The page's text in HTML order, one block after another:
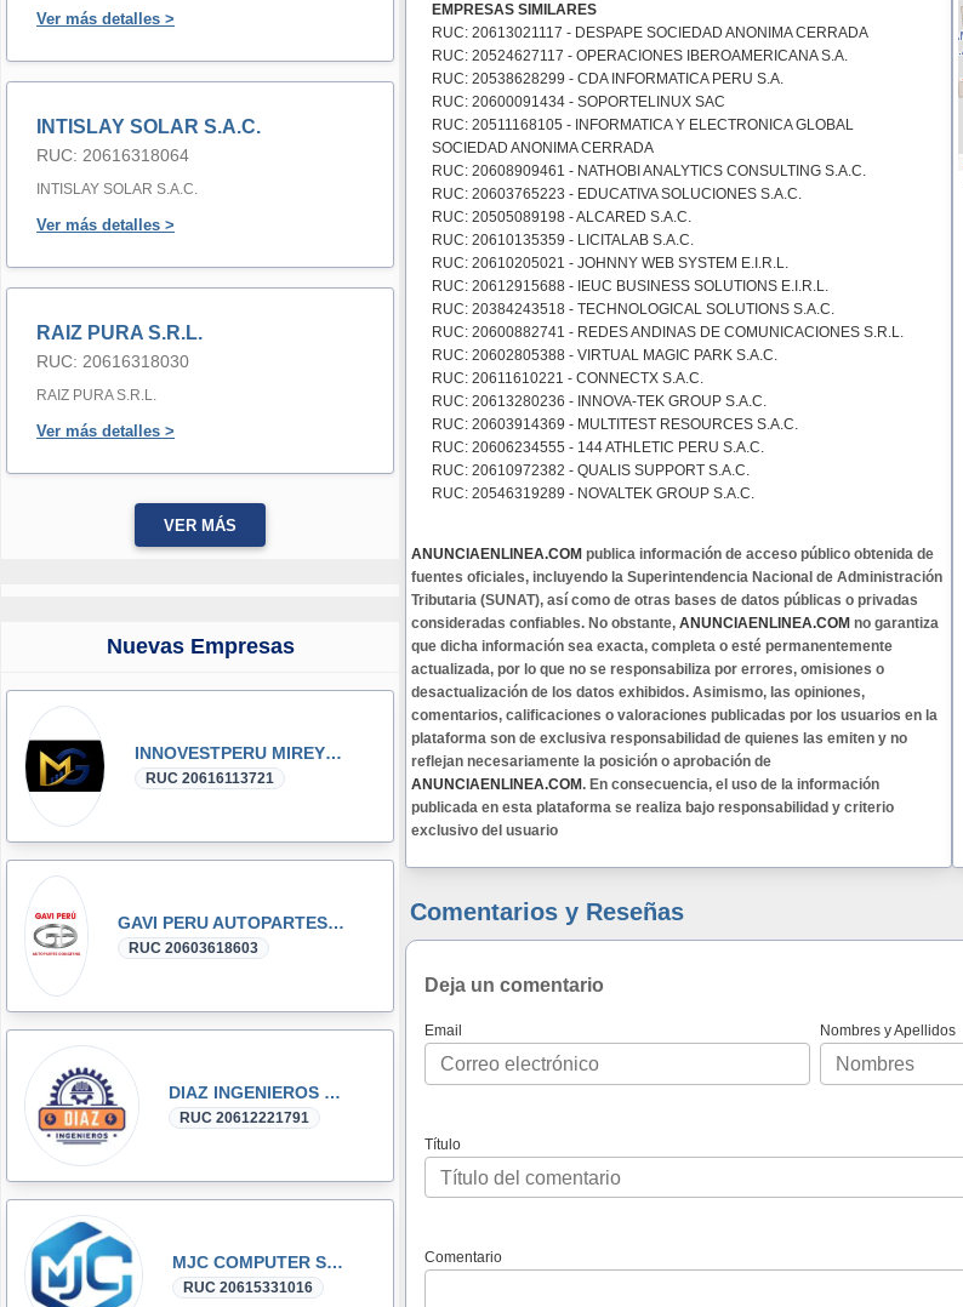
Ver más detalles >
INTISLAY SOLAR S.A.C.
RUC: 20616318064
INTISLAY SOLAR S.A.C.
Ver más detalles >
RAIZ PURA S.R.L.
RUC: 20616318030
RAIZ PURA S.R.L.
Ver más detalles >
VER MÁS
Nuevas Empresas
INNOVESTPERU MIREYKA GROUP SAC
RUC 20616113721
GAVI PERU AUTOPARTES DONGFENG y DFSK GLORY
RUC 20603618603
DIAZ INGENIEROS SRL
RUC 20612221791
MJC COMPUTER SAC
RUC 20615331016
EMPRESAS SIMILARES
RUC: 20613021117 - DESPAPE SOCIEDAD ANONIMA CERRADA
RUC: 20524627117 - OPERACIONES IBEROAMERICANA S.A.
RUC: 20538628299 - CDA INFORMATICA PERU S.A.
RUC: 20600091434 - SOPORTELINUX SAC
RUC: 20511168105 - INFORMATICA Y ELECTRONICA GLOBAL
SOCIEDAD ANONIMA CERRADA
RUC: 20608909461 - NATHOBI ANALYTICS CONSULTING S.A.C.
RUC: 20603765223 - EDUCATIVA SOLUCIONES S.A.C.
RUC: 20505089198 - ALCARED S.A.C.
RUC: 20610135359 - LICITALAB S.A.C.
RUC: 20610205021 - JOHNNY WEB SYSTEM E.I.R.L.
RUC: 20612915688 - IEUC BUSINESS SOLUTIONS E.I.R.L.
RUC: 20384243518 - TECHNOLOGICAL SOLUTIONS S.A.C.
RUC: 20600882741 - REDES ANDINAS DE COMUNICACIONES S.R.L.
RUC: 20602805388 - VIRTUAL MAGIC PARK S.A.C.
RUC: 20611610221 - CONNECTX S.A.C.
RUC: 20613280236 - INNOVA-TEK GROUP S.A.C.
RUC: 20603914369 - MULTITEST RESOURCES S.A.C.
RUC: 20606234555 - 144 ATHLETIC PERU S.A.C.
RUC: 20610972382 - QUALIS SUPPORT S.A.C.
RUC: 20546319289 - NOVALTEK GROUP S.A.C.
ANUNCIAENLINEA.COM publica información de acceso público obtenida de
fuentes oficiales, incluyendo la Superintendencia Nacional de Administración
Tributaria (SUNAT), así como de otras bases de datos públicas o privadas
consideradas confiables. No obstante, ANUNCIAENLINEA.COM no garantiza
que dicha información sea exacta, completa o esté permanentemente
actualizada, por lo que no se responsabiliza por errores, omisiones o
desactualización de los datos exhibidos. Asimismo, las opiniones,
comentarios, calificaciones o valoraciones publicadas por los usuarios en la
plataforma son de exclusiva responsabilidad de quienes las emiten y no
reflejan necesariamente la posición o aprobación de
ANUNCIAENLINEA.COM. En consecuencia, el uso de la información
publicada en esta plataforma se realiza bajo responsabilidad y criterio
exclusivo del usuario
Comentarios y Reseñas
Deja un comentario
Email Nombres y Apellidos
Título
Comentario